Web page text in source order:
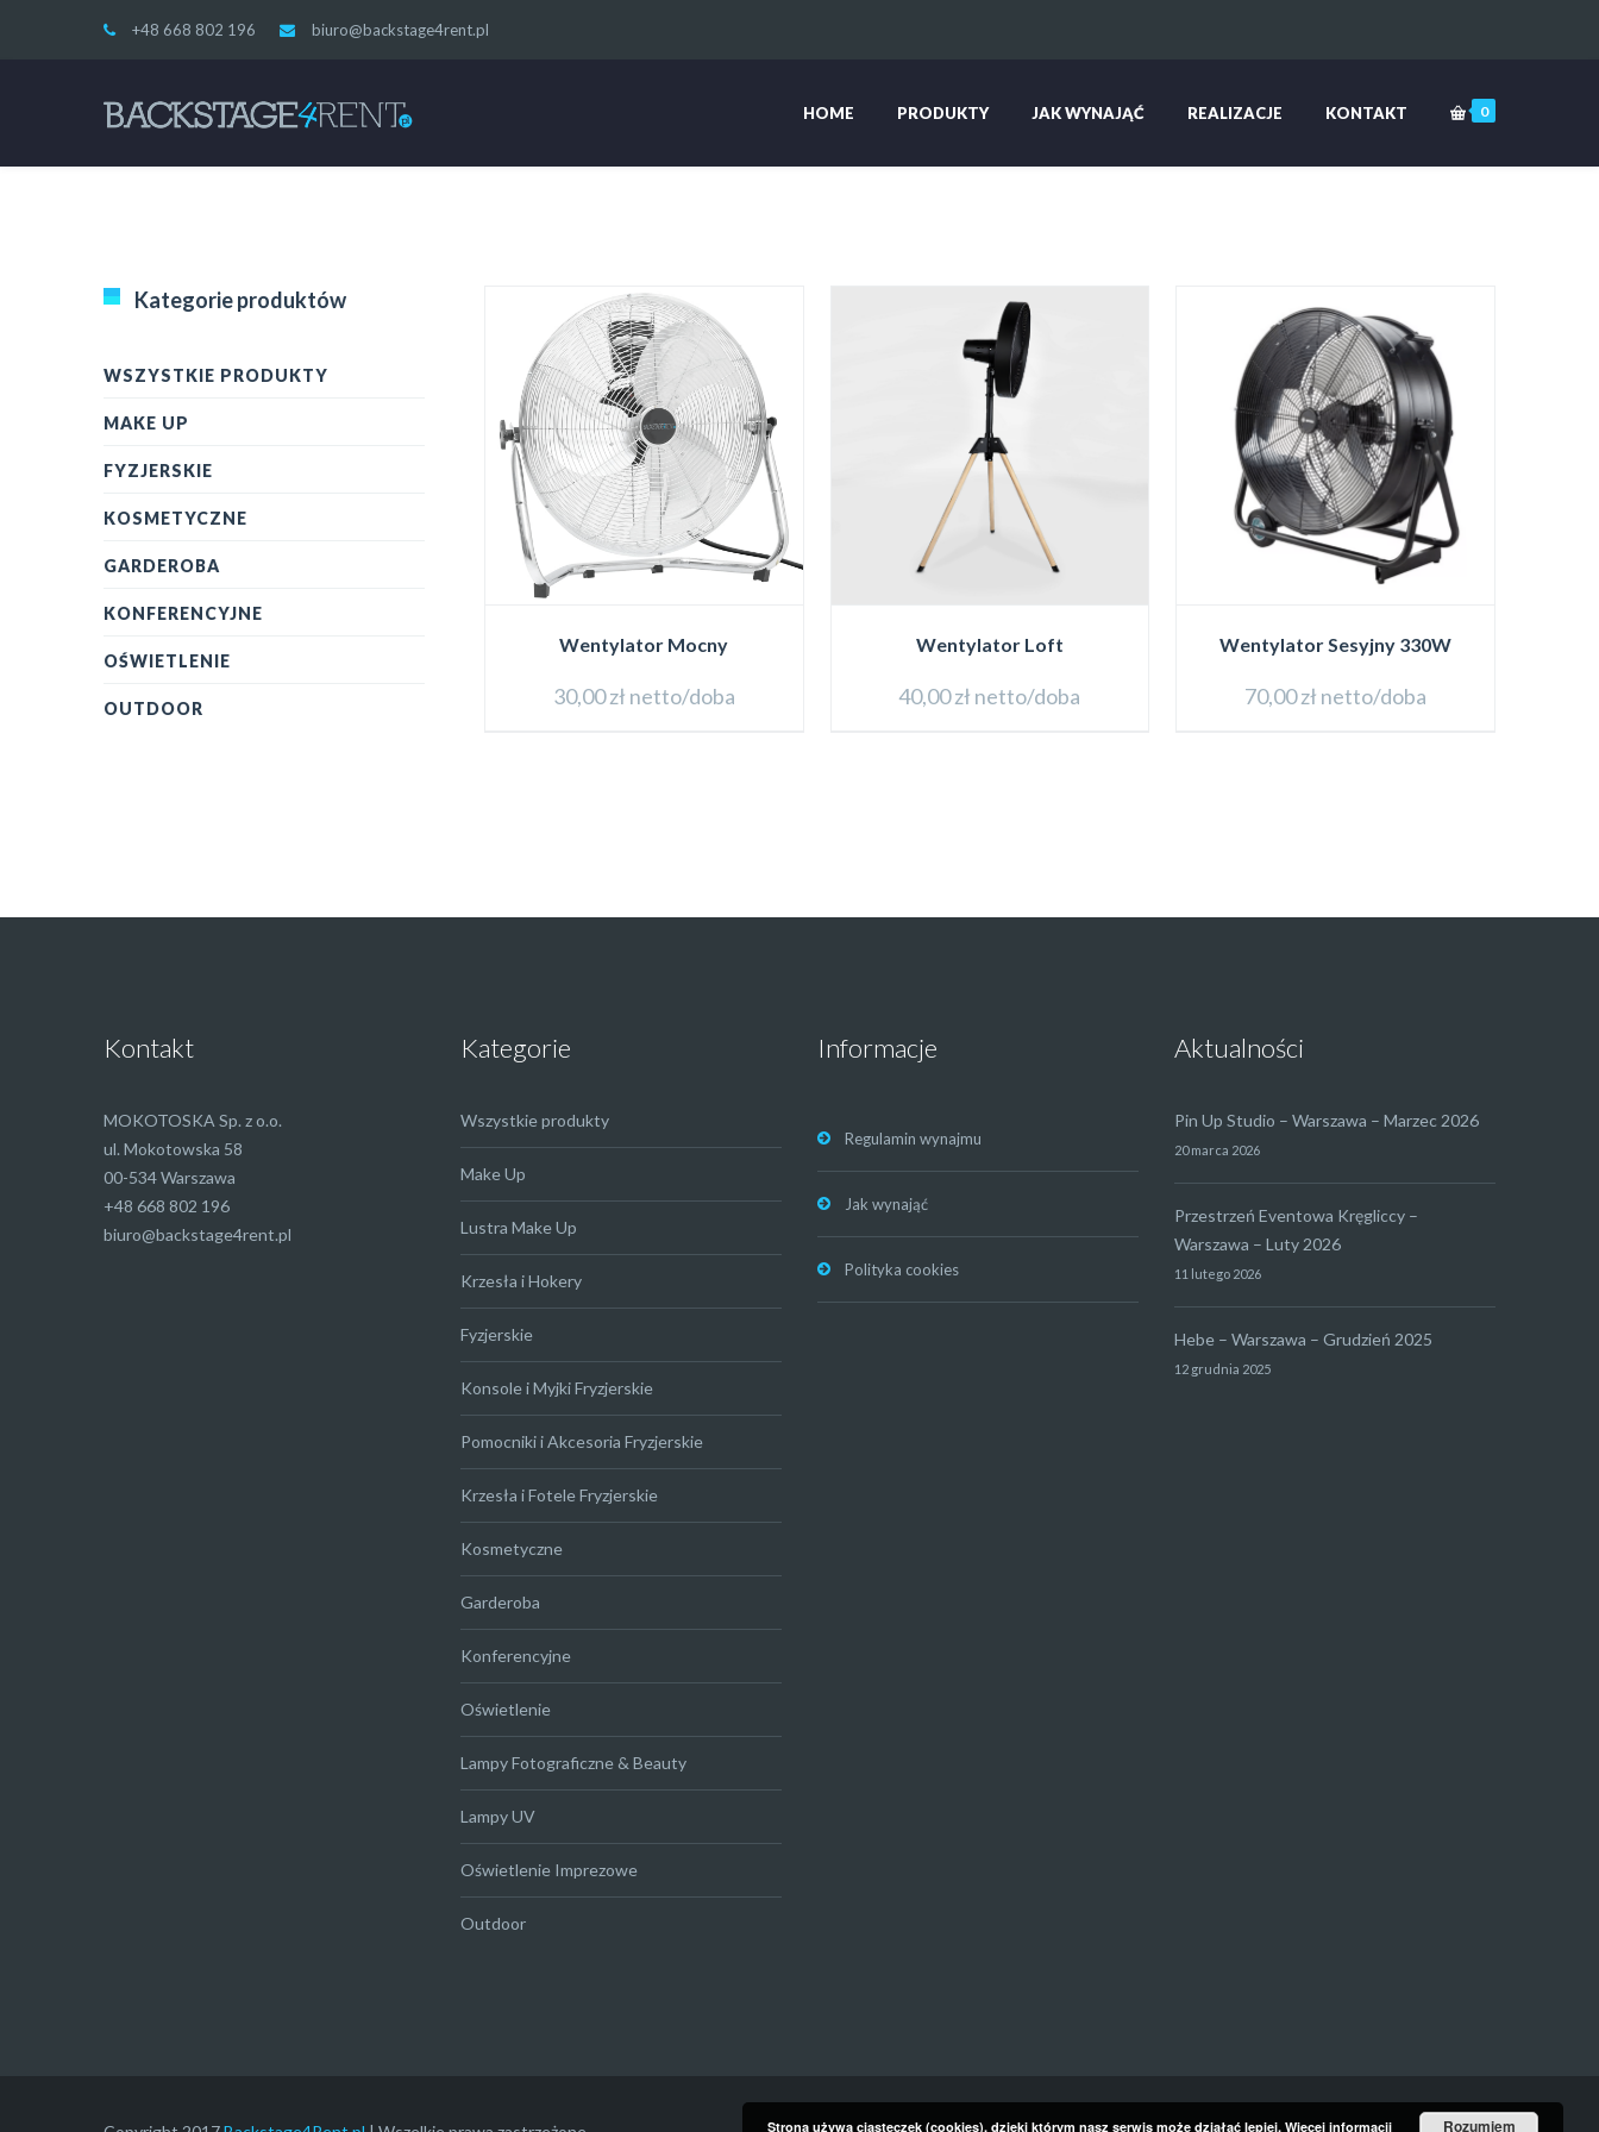
+48 668 802 196 biuro@backstage4rent.pl
0
HOME PRODUKTY JAK WYNAJĄĆ REALIZACJE KONTAKT
Wentylator Mocny
30,00zł netto/doba
Wentylator Loft
40,00zł netto/doba
Wentylator Sesyjny 330W
70,00zł netto/doba
Kategorie produktów
WSZYSTKIE PRODUKTY
MAKE UP
FYZJERSKIE
KOSMETYCZNE
GARDEROBA
KONFERENCYJNE
OŚWIETLENIE
OUTDOOR
Kontakt
MOKOTOSKA Sp. z o.o.
ul. Mokotowska 58
00-534 Warszawa
+48 668 802 196
biuro@backstage4rent.pl
Kategorie
Wszystkie produkty
Make Up
Lustra Make Up
Krzesła i Hokery
Fyzjerskie
Konsole i Myjki Fryzjerskie
Pomocniki i Akcesoria Fryzjerskie
Krzesła i Fotele Fryzjerskie
Kosmetyczne
Garderoba
Konferencyjne
Oświetlenie
Lampy Fotograficzne & Beauty
Lampy UV
Oświetlenie Imprezowe
Outdoor
Informacje
Regulamin wynajmu
Jak wynająć
Polityka cookies
Aktualności
Pin Up Studio – Warszawa – Marzec 2026
20 marca 2026
Przestrzeń Eventowa Kręgliccy –
Warszawa – Luty 2026
11 lutego 2026
Hebe – Warszawa – Grudzień 2025
12 grudnia 2025
Strona używa ciasteczek (cookies), dzięki którym nasz serwis może działać lepiej. Więcej informacji Rozumiem